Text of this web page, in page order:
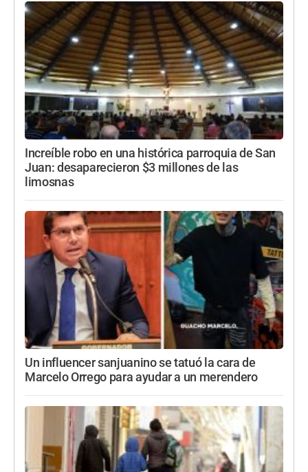
Increíble robo en una histórica parroquia de San
Juan: desaparecieron $3 millones de las
limosnas
Un influencer sanjuanino se tatuó la cara de
Marcelo Orrego para ayudar a un merendero